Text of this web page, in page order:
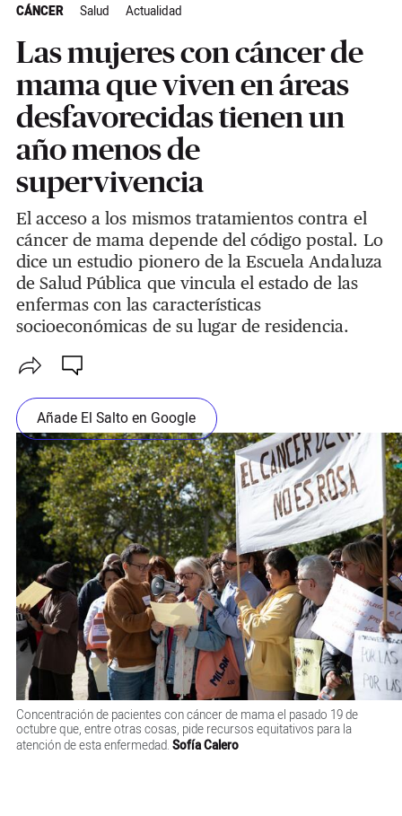
CÁNCER Salud Actualidad
Las mujeres con cáncer de
mama que viven en áreas
desfavorecidas tienen un
año menos de
supervivencia
El acceso a los mismos tratamientos contra el
cáncer de mama depende del código postal. Lo
dice un estudio pionero de la Escuela Andaluza
de Salud Pública que vincula el estado de las
enfermas con las características
socioeconómicas de su lugar de residencia.
Añade El Salto en Google
Concentración de pacientes con cáncer de mama el pasado 19 de
octubre que, entre otras cosas, pide recursos equitativos para la
atención de esta enfermedad. Sofía Calero